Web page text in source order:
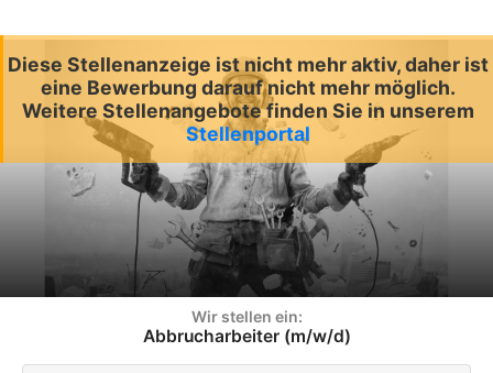
Diese Stellenanzeige ist nicht mehr aktiv, daher ist
eine Bewerbung darauf nicht mehr möglich.
Weitere Stellenangebote finden Sie in unserem
Stellenportal
Wir stellen ein:
Abbrucharbeiter (m/w/d)